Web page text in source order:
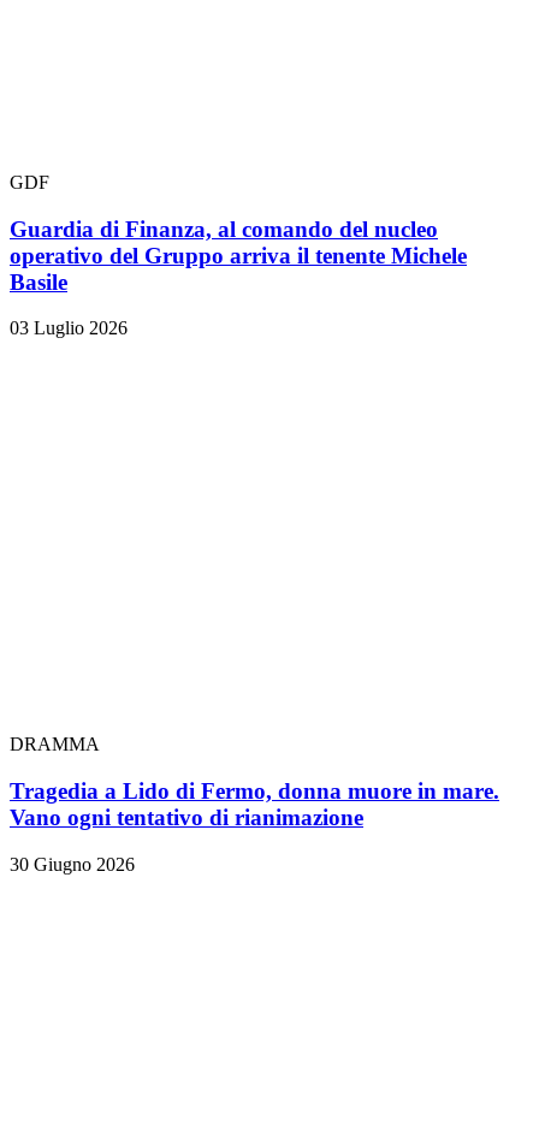
GDF
Guardia di Finanza, al comando del nucleo
operativo del Gruppo arriva il tenente Michele
Basile
03 Luglio 2026
DRAMMA
Tragedia a Lido di Fermo, donna muore in mare.
Vano ogni tentativo di rianimazione
30 Giugno 2026